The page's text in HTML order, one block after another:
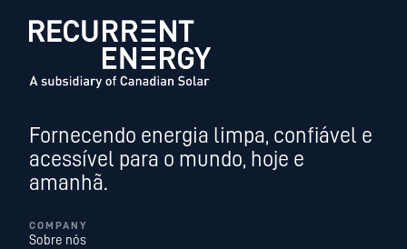
Fornecendo energia limpa, confiável e
acessível para o mundo, hoje e
amanhã.
COMPANY
Sobre nós